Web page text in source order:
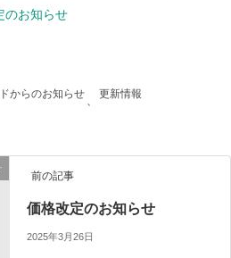
のお知らせ
からのお知らせ
、
更新情報
前の記事
価格改定のお知らせ
2025年3月26日